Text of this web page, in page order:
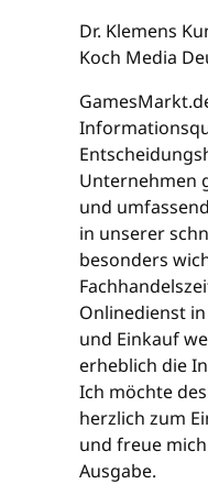
Dr. Klemens
Koch Media
Unternehmen
und
in unserer
besonders
Onlinedienst
und Einkauf
erheblich die
Ich möchte
herzlich zum
und freue
Ausgabe.